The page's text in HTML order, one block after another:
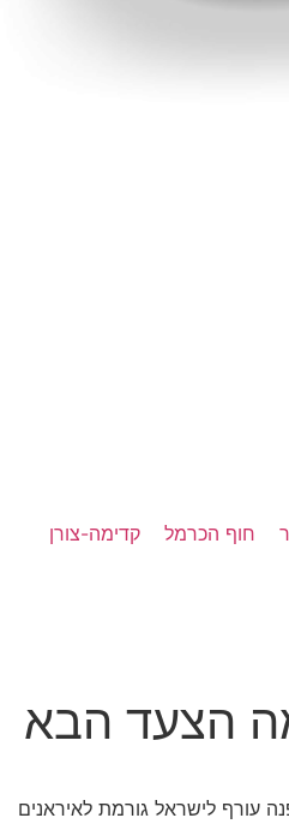
חוף הכרמל קדימה-צורן
הצעד הבא
עורף לישראל גורמת לאיראנים